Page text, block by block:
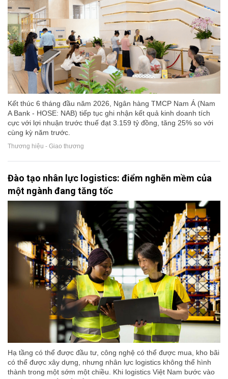
Kết thúc 6 tháng đầu năm 2026, Ngân hàng TMCP Nam Á (Nam
A Bank - HOSE: NAB) tiếp tục ghi nhận kết quả kinh doanh tích
cực với lợi nhuận trước thuế đạt 3.159 tỷ đồng, tăng 25% so với
cùng kỳ năm trước.
Thương hiệu - Giao thương
Đào tạo nhân lực logistics: điểm nghẽn mềm của
một ngành đang tăng tốc
Hạ tầng có thể được đầu tư, công nghệ có thể được mua, kho bãi
có thể được xây dựng, nhưng nhân lực logistics không thể hình
thành trong một sớm một chiều. Khi logistics Việt Nam bước vào